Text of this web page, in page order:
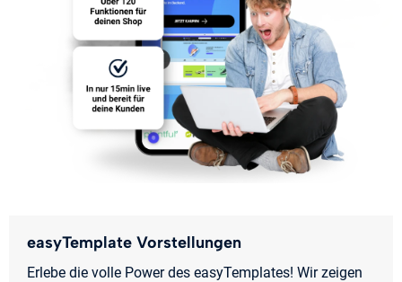
easyTemplate Vorstellungen
Erlebe die volle Power des easyTemplates! Wir zeigen